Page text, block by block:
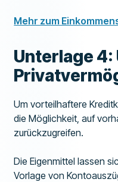
Mehr zum
Unterlage 4:
Um vorteilhaftere
die Möglichkeit, auf
zurückzugreifen.
Die Eigenmittel lassen
Vorlage von